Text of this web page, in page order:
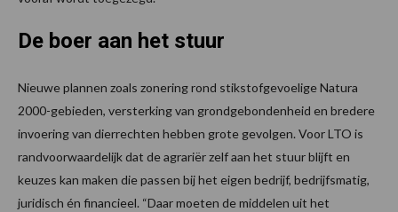
De boer aan het stuur
Nieuwe plannen zoals zonering rond stikstofgevoelige Natura
2000-gebieden, versterking van grondgebondenheid en bredere
invoering van dierrechten hebben grote gevolgen. Voor LTO is
randvoorwaardelijk dat de agrariër zelf aan het stuur blijft en
keuzes kan maken die passen bij het eigen bedrijf, bedrijfsmatig,
juridisch én financieel. “Daar moeten de middelen uit het